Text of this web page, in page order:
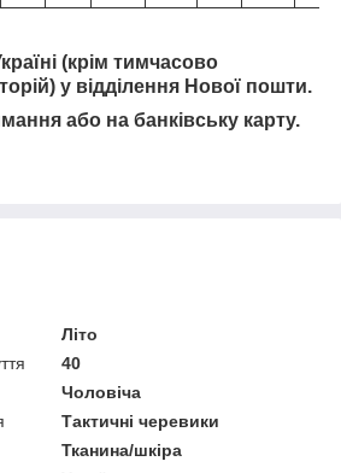
(крім тимчасово
у відділення Нової пошти.
або на банківську карту.
Літо
40
Чоловіча
Тактичні черевики
Тканина/шкіра